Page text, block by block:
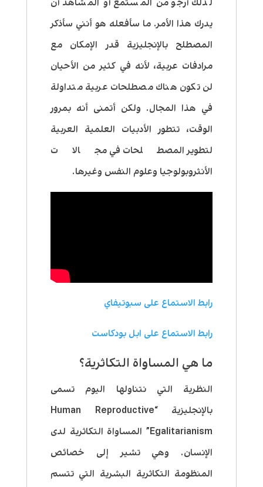
يدرك هذا الأمر. ما سأفعله هو أنني سأذكر
المصطلح بالإنجليزية قدر الإمكان مع
مرادفات عربية، لأنه في كثير من الأحيان
لن تكون هناك مصطلحات عربية متداولة
في هذا المجال. ولكن أتمنى أنه بمرور
الوقت، تتطور الأدبيات العلمية العربية
لتطوير المصطلحات في مجالات
الأنثروبولوجيا وعلوم النفس وغيرها.
رابط الاستماع على سبوتيفاي
رابط الاستماع على ابل بودكاست
ما هي المساواة التكاثرية؟
النظرية التي نتناولها اليوم تسمى
بالإنجليزية “Human Reproductive
Egalitarianism” المساواة التكاثرية لدى
الإنسان. وهي تشير إلى خصائص
المنظومة التكاثرية البشرية التي تتسم